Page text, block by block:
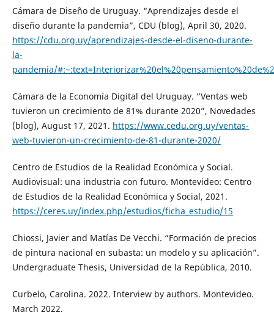
Cámara de Diseño de Uruguay. “Aprendizajes desde el
diseño durante la pandemia”, CDU (blog), April 30, 2020.
https://cdu.org.uy/aprendizajes-desde-el-diseno-durante-
la-
pandemia/
Cámara de la Economía Digital del Uruguay. “Ventas web
tuvieron un crecimiento de 81% durante 2020”, Novedades
(blog), August 17, 2021. https://www.cedu.org.uy/ventas-
web-tuvieron-un-crecimiento-de-81-durante-2020/
Centro de Estudios de la Realidad Económica y Social.
Audiovisual: una industria con futuro. Montevideo: Centro
de Estudios de la Realidad Económica y Social, 2021.
https://ceres.uy/index.php/estudios/ficha_estudio/15
Chiossi, Javier and Matías De Vecchi. “Formación de precios
de pintura nacional en subasta: un modelo y su aplicación”.
Undergraduate Thesis, Universidad de la República, 2010.
Curbelo, Carolina. 2022. Interview by authors. Montevideo.
March 2022.